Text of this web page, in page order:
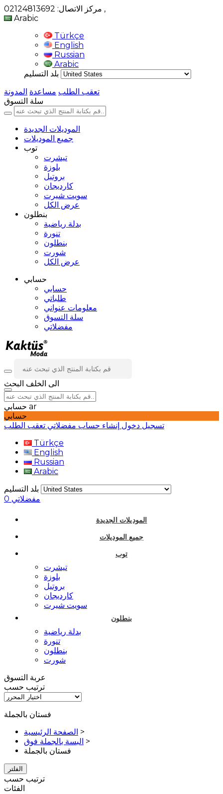
,
Arabic
Türkçe
English
Russian
Arabic
بلد التسليم
تعقب الطلب مساعدة المدونة
سلة التسوق
الموديلات الجديدة
جميع الموديلات
توب
تيشرت
بلوزة
بروتيل
كارديجان
سويت شيرت
عرض الكل
بنطلون
بدلة رياضية
تنورة
بنطلون
شورت
عرض الكل
حسابي
حسابي
طلباتي
معلومات عنواني
سلة التسوق
مفضلاتي
الى الخلف البحث
ar
حسابي
تسجيل دخول إنشاء حساب مفضلاتي تعقب الطلب
Türkçe
English
Russian
Arabic
بلد التسليم
مفضلاتي 0
الموديلات الجديدة
جميع الموديلات
توب
تيشرت
بلوزة
بروتيل
كارديجان
سويت شيرت
بنطلون
بدلة رياضية
تنورة
بنطلون
شورت
عربة التسوق
ترتيب حسب
فستان بالجملة
الصفحة الرئيسية >
البسة بالجملة فوق >
فستان بالجملة
الفلتر
ترتيب حسب
الفئات